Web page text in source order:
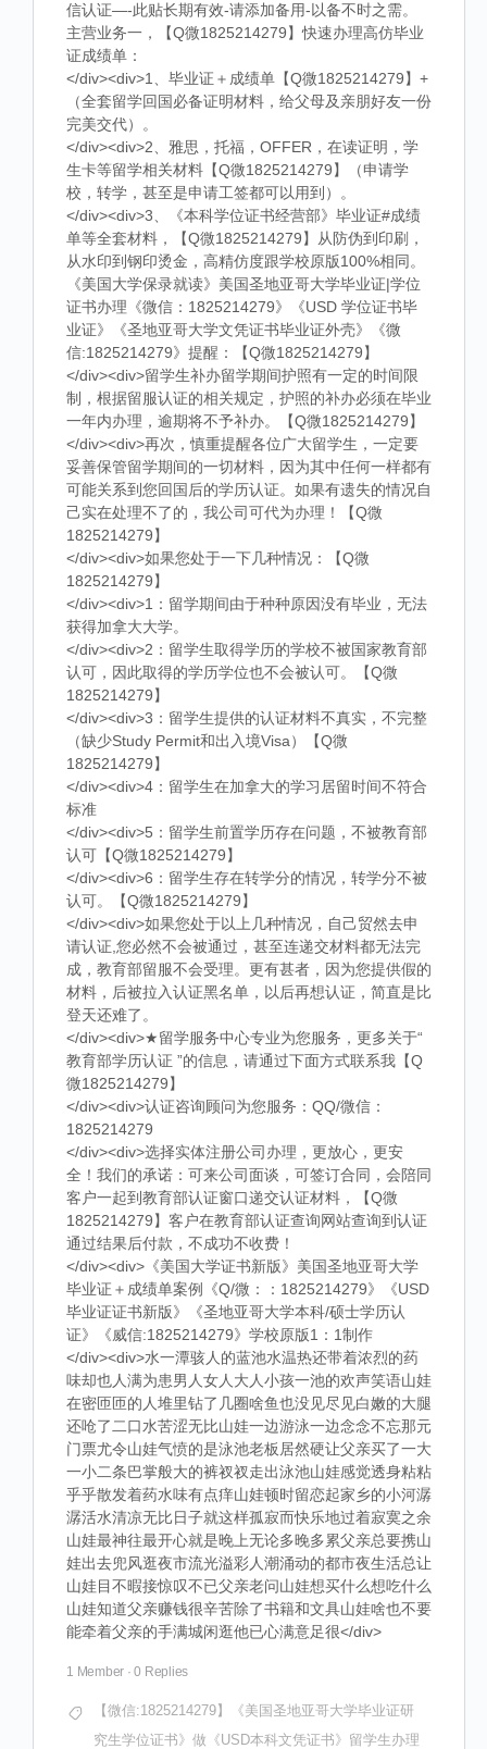
信认证—-此贴长期有效-请添加备用-以备不时之需。
主营业务一，【Q微1825214279】快速办理高仿毕业
证成绩单：
</div><div>1、毕业证＋成绩单【Q微1825214279】+
（全套留学回国必备证明材料，给父母及亲朋好友一份
完美交代）。
</div><div>2、雅思，托福，OFFER，在读证明，学
生卡等留学相关材料【Q微1825214279】（申请学
校，转学，甚至是申请工签都可以用到）。
</div><div>3、《本科学位证书经营部》毕业证#成绩
单等全套材料，【Q微1825214279】从防伪到印刷，
从水印到钢印烫金，高精仿度跟学校原版100%相同。
《美国大学保录就读》美国圣地亚哥大学毕业证|学位
证书办理《微信：1825214279》《USD 学位证书毕
业证》《圣地亚哥大学文凭证书毕业证外壳》《微
信:1825214279》提醒：【Q微1825214279】
</div><div>留学生补办留学期间护照有一定的时间限
制，根据留服认证的相关规定，护照的补办必须在毕业
一年内办理，逾期将不予补办。【Q微1825214279】
</div><div>再次，慎重提醒各位广大留学生，一定要
妥善保管留学期间的一切材料，因为其中任何一样都有
可能关系到您回国后的学历认证。如果有遗失的情况自
己实在处理不了的，我公司可代为办理！【Q微
1825214279】
</div><div>如果您处于一下几种情况：【Q微
1825214279】
</div><div>1：留学期间由于种种原因没有毕业，无法
获得加拿大大学。
</div><div>2：留学生取得学历的学校不被国家教育部
认可，因此取得的学历学位也不会被认可。【Q微
1825214279】
</div><div>3：留学生提供的认证材料不真实，不完整
（缺少Study Permit和出入境Visa）【Q微
1825214279】
</div><div>4：留学生在加拿大的学习居留时间不符合
标准
</div><div>5：留学生前置学历存在问题，不被教育部
认可【Q微1825214279】
</div><div>6：留学生存在转学分的情况，转学分不被
认可。【Q微1825214279】
</div><div>如果您处于以上几种情况，自己贸然去申
请认证,您必然不会被通过，甚至连递交材料都无法完
成，教育部留服不会受理。更有甚者，因为您提供假的
材料，后被拉入认证黑名单，以后再想认证，简直是比
登天还难了。
</div><div>★留学服务中心专业为您服务，更多关于“
教育部学历认证 ”的信息，请通过下面方式联系我【Q
微1825214279】
</div><div>认证咨询顾问为您服务：QQ/微信：
1825214279
</div><div>选择实体注册公司办理，更放心，更安
全！我们的承诺：可来公司面谈，可签订合同，会陪同
客户一起到教育部认证窗口递交认证材料，【Q微
1825214279】客户在教育部认证查询网站查询到认证
通过结果后付款，不成功不收费！
</div><div>《美国大学证书新版》美国圣地亚哥大学
毕业证＋成绩单案例《Q/微：：1825214279》《USD
毕业证证书新版》《圣地亚哥大学本科/硕士学历认
证》《威信:1825214279》学校原版1：1制作
</div><div>水一潭骇人的蓝池水温热还带着浓烈的药
味却也人满为患男人女人大人小孩一池的欢声笑语山娃
在密匝匝的人堆里钻了几圈啥鱼也没见尽见白嫩的大腿
还呛了二口水苦涩无比山娃一边游泳一边念念不忘那元
门票尤令山娃气愤的是泳池老板居然硬让父亲买了一大
一小二条巴掌般大的裤衩衩走出泳池山娃感觉透身粘粘
乎乎散发着药水味有点痒山娃顿时留恋起家乡的小河潺
潺活水清凉无比日子就这样孤寂而快乐地过着寂寞之余
山娃最神往最开心就是晚上无论多晚多累父亲总要携山
娃出去兜风逛夜市流光溢彩人潮涌动的都市夜生活总让
山娃目不暇接惊叹不已父亲老问山娃想买什么想吃什么
山娃知道父亲赚钱很辛苦除了书籍和文具山娃啥也不要
能牵着父亲的手满城闲逛他已心满意足很</div>
1 Member · 0 Replies
【微信:1825214279】《美国圣地亚哥大学毕业证研
究生学位证书》做《USD本科文凭证书》留学生办理